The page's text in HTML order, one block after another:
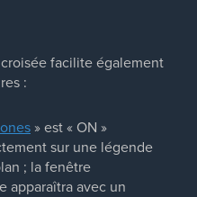
facilite également
:
» est « ON »
sur une légende
; la fenêtre
apparaîtra avec un